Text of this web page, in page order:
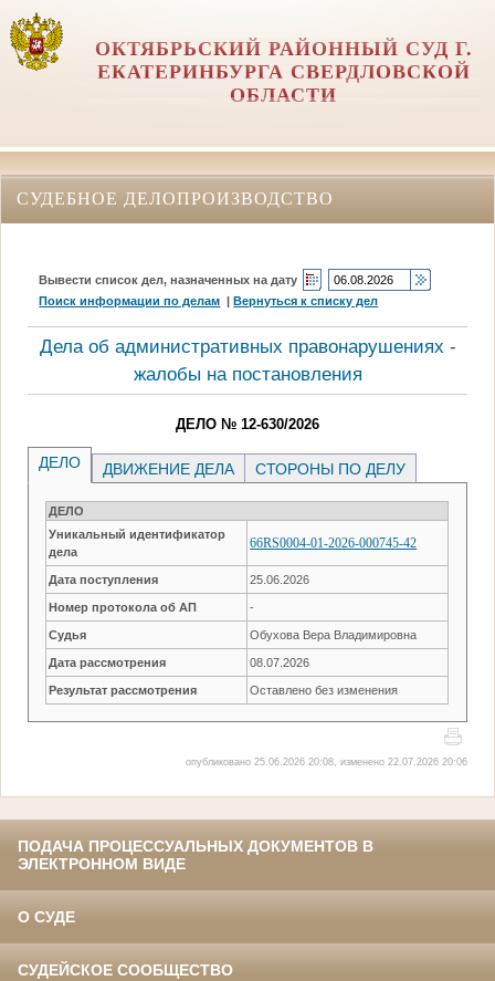
ОКТЯБРЬСКИЙ РАЙОННЫЙ СУД Г.
ЕКАТЕРИНБУРГА СВЕРДЛОВСКОЙ
ОБЛАСТИ
СУДЕБНОЕ ДЕЛОПРОИЗВОДСТВО
Вывести список дел, назначенных на дату
Поиск информации по делам |Вернуться к списку дел
Дела об административных правонарушениях -
жалобы на постановления
ДЕЛО № 12-630/2026
ДЕЛО ДВИЖЕНИЕ ДЕЛА СТОРОНЫ ПО ДЕЛУ
ДЕЛО
Уникальный идентификатор
дела
66RS0004-01-2026-000745-42
Дата поступления 25.06.2026
Номер протокола об АП -
Судья Обухова Вера Владимировна
Дата рассмотрения 08.07.2026
Результат рассмотрения Оставлено без изменения
опубликовано 25.06.2026 20:08, изменено 22.07.2026 20:06
ПОДАЧА ПРОЦЕССУАЛЬНЫХ ДОКУМЕНТОВ В
ЭЛЕКТРОННОМ ВИДЕ
О СУДЕ
СУДЕЙСКОЕ СООБЩЕСТВО